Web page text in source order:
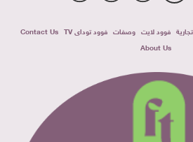
فوود لايت وصفات فوود توداى TV
Contact Us
About Us